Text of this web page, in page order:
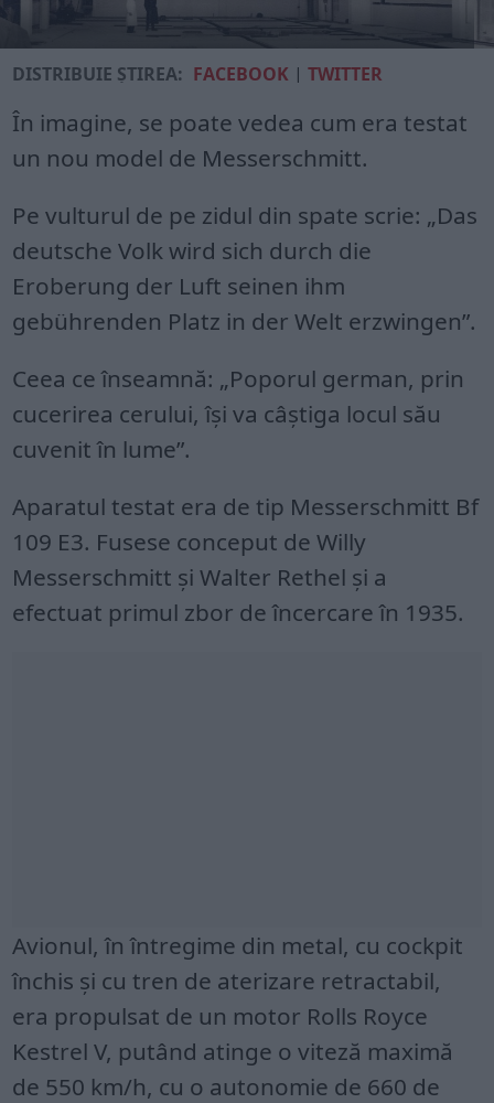
DISTRIBUIE ȘTIREA: FACEBOOK |TWITTER
În imagine, se poate vedea cum era testat
un nou model de Messerschmitt.
Pe vulturul de pe zidul din spate scrie: „Das
deutsche Volk wird sich durch die
Eroberung der Luft seinen ihm
gebührenden Platz in der Welt erzwingen”.
Ceea ce înseamnă: „Poporul german, prin
cucerirea cerului, își va câștiga locul său
cuvenit în lume”.
Aparatul testat era de tip Messerschmitt Bf
109 E3. Fusese conceput de Willy
Messerschmitt și Walter Rethel și a
efectuat primul zbor de încercare în 1935.
Avionul, în întregime din metal, cu cockpit
închis și cu tren de aterizare retractabil,
era propulsat de un motor Rolls Royce
Kestrel V, putând atinge o viteză maximă
de 550 km/h, cu o autonomie de 660 de